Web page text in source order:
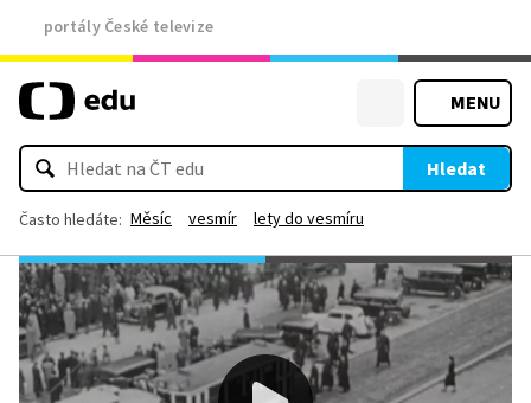
portály České televize
MENU
Hledat
Často hledáte: Měsíc vesmír lety do vesmíru